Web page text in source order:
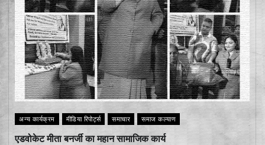
अन्य कार्यक्रम मीडिया रिपोर्ट्स समाचार समाज कल्याण
एडवोकेट मीता बनर्जी का महान सामाजिक कार्य